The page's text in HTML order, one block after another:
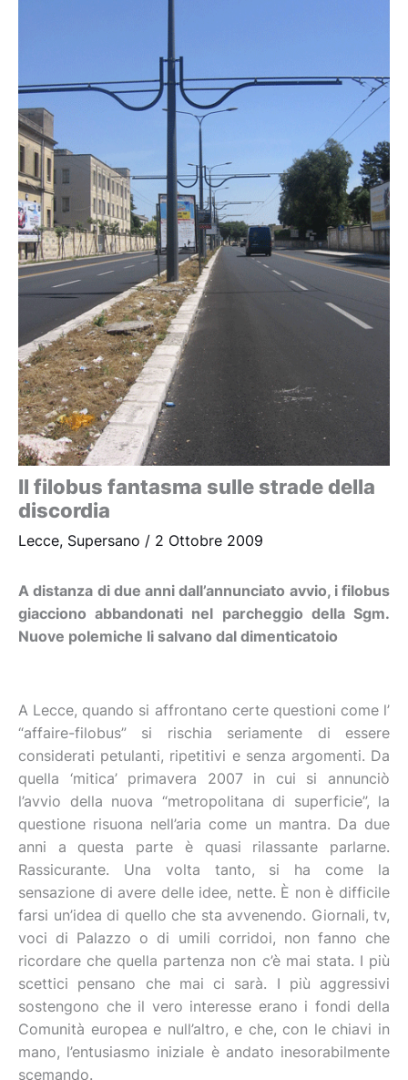
Il filobus fantasma sulle strade della
discordia
Lecce, Supersano / 2 Ottobre 2009
A distanza di due anni dall’annunciato avvio, i filobus
giacciono abbandonati nel parcheggio della Sgm.
Nuove polemiche li salvano dal dimenticatoio
A Lecce, quando si affrontano certe questioni come l’
“affaire-filobus” si rischia seriamente di essere
considerati petulanti, ripetitivi e senza argomenti. Da
quella ‘mitica’ primavera 2007 in cui si annunciò
l’avvio della nuova “metropolitana di superficie”, la
questione risuona nell’aria come un mantra. Da due
anni a questa parte è quasi rilassante parlarne.
Rassicurante. Una volta tanto, si ha come la
sensazione di avere delle idee, nette. È non è difficile
farsi un’idea di quello che sta avvenendo. Giornali, tv,
voci di Palazzo o di umili corridoi, non fanno che
ricordare che quella partenza non c’è mai stata. I più
scettici pensano che mai ci sarà. I più aggressivi
sostengono che il vero interesse erano i fondi della
Comunità europea e null’altro, e che, con le chiavi in
mano, l’entusiasmo iniziale è andato inesorabilmente
scemando.